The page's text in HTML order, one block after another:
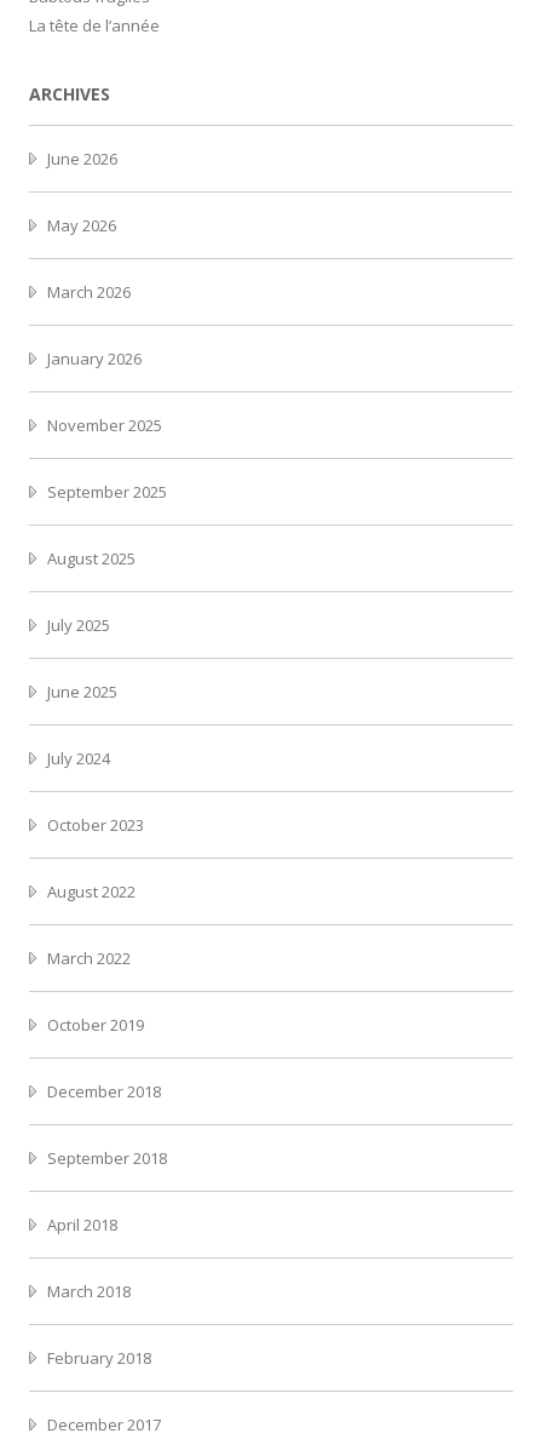
La tête de l’année
ARCHIVES
June 2026
May 2026
March 2026
January 2026
November 2025
September 2025
August 2025
July 2025
June 2025
July 2024
October 2023
August 2022
March 2022
October 2019
December 2018
September 2018
April 2018
March 2018
February 2018
December 2017